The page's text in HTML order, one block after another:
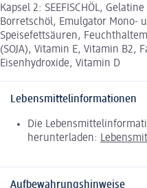
Kapsel 2: SEEFISCHÖL,
Borretschöl, Emulgator Mono-
Speisefettsäuren,
(SOJA), Vitamin E, Vitamin B2,
Eisenhydroxide, Vitamin D
Lebensmittelinformationen
Die
herunterladen:
Aufbewahrungshinweise